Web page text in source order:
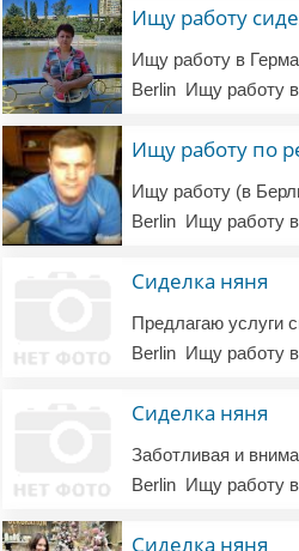
Ищу работу
Berlin Ищу работу
Ищу работу по
Berlin Ищу работу
Сиделка няня
Berlin Ищу работу
Сиделка няня
Berlin Ищу работу
Сиделка няня